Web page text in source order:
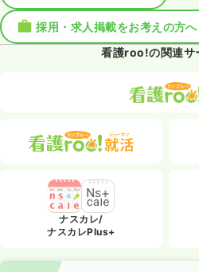
採用・求人掲載をお考えの方へ
看護roo!の関連サ
ナスカレ/
ナスカレPlus+